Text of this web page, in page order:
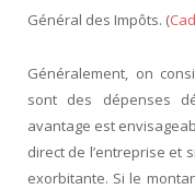
Général des Impôts. (
Généralement, on
sont des dépenses
avantage est
direct de l’entreprise et
exorbitante. Si le